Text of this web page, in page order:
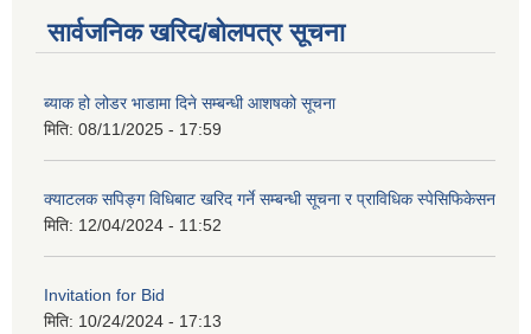
सार्वजनिक खरिद/बोलपत्र सूचना
ब्याक हो लोडर भाडामा दिने सम्बन्धी आशषको सूचना
मिति: 08/11/2025 - 17:59
क्याटलक सपिङ्ग विधिबाट खरिद गर्ने सम्बन्धी सूचना र प्राविधिक स्पेसिफिकेसन
मिति: 12/04/2024 - 11:52
Invitation for Bid
मिति: 10/24/2024 - 17:13